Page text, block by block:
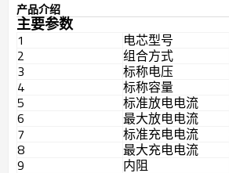
产品介绍
主要参数
1 电芯型号
2
组合方式
3
标称电压
4
标称容量
5
标准放电电流
6
最大放电电流
7
标准充电电流
8
最大充电电流
9
内阻